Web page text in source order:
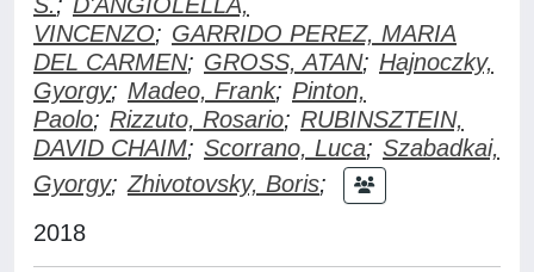
VINCENZO; GARRIDO PEREZ, MARIA
DEL CARMEN; GROSS, ATAN; Hajnoczky,
Gyorgy; Madeo, Frank; Pinton,
Paolo; Rizzuto, Rosario; RUBINSZTEIN,
DAVID CHAIM; Scorrano, Luca; Szabadkai,
Gyorgy; Zhivotovsky, Boris;
2018